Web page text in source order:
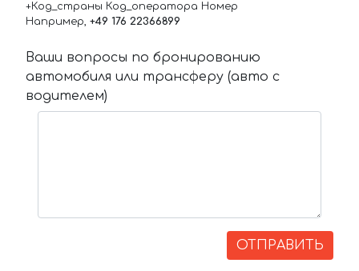
+Код_страны Код_оператора Номер
Например, +49 176 22366899
Ваши вопросы по бронированию
автомобиля или трансферу (авто с
водителем)
ОТПРАВИТЬ